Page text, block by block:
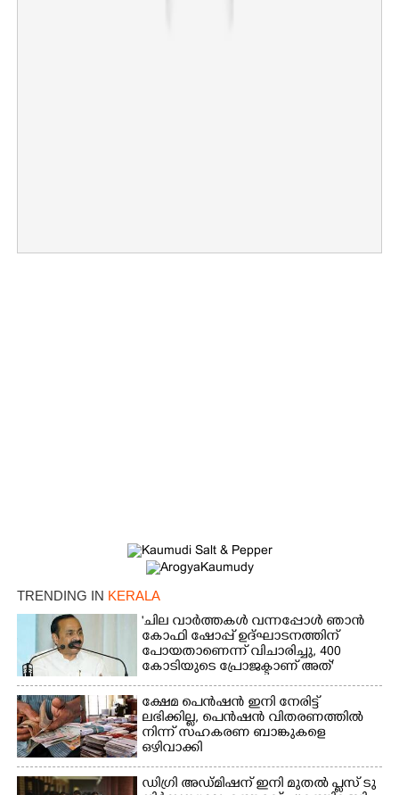
TRENDING IN KERALA
'ചില വാർത്തകൾ വന്നപ്പോൾ ഞാൻ
കോഫി ഷോപ്പ് ഉദ്ഘാടനത്തിന്
പോയതാണെന്ന് വിചാരിച്ചു, 400
കോടിയുടെ പ്രോജക്ടാണ് അത്'
ക്ഷേമ പെൻഷൻ ഇനി നേരിട്ട്
ലഭിക്കില്ല,​ പെൻഷൻ വിതരണത്തിൽ
നിന്ന് സഹകരണ ബാങ്കുകളെ
ഒഴിവാക്കി
ഡിഗ്രി അഡ്മിഷന് ഇനി മുതൽ പ്ലസ് ടു